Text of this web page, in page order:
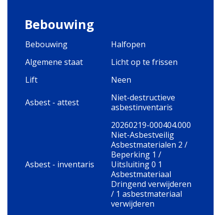
Bebouwing
Bebouwing
Halfopen
Algemene staat
Licht op te frissen
Lift
Neen
Asbest - attest
Niet-destructieve
asbestinventaris
Asbest - inventaris
20260219-000404.000
Niet-Asbestveilig
Asbestmaterialen 2 /
Beperking 1 /
Uitsluiting 0 1
Asbestmateriaal
Dringend verwijderen
/ 1 asbestmateriaal
verwijderen